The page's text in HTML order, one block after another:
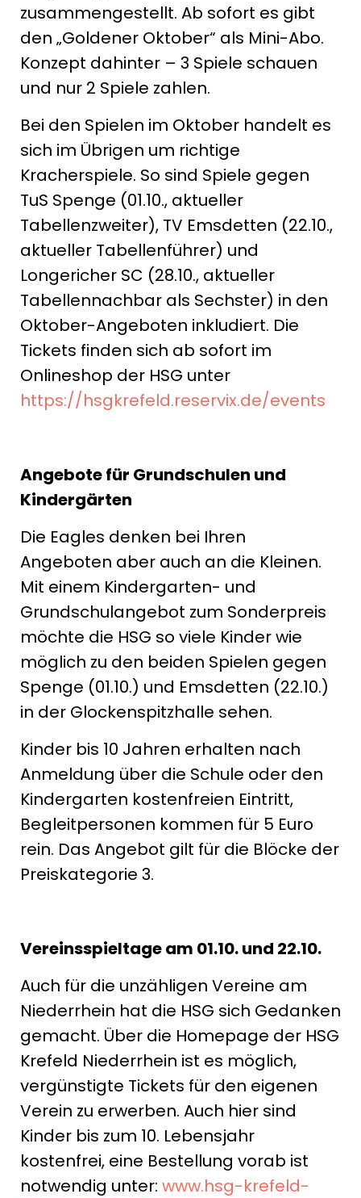
zusammengestellt. Ab sofort es gibt
den „Goldener Oktober“ als Mini-Abo.
Konzept dahinter – 3 Spiele schauen
und nur 2 Spiele zahlen.
Bei den Spielen im Oktober handelt es
sich im Übrigen um richtige
Kracherspiele. So sind Spiele gegen
TuS Spenge (01.10., aktueller
Tabellenzweiter), TV Emsdetten (22.10.,
aktueller Tabellenführer) und
Longericher SC (28.10., aktueller
Tabellennachbar als Sechster) in den
Oktober-Angeboten inkludiert. Die
Tickets finden sich ab sofort im
Onlineshop der HSG unter
https://hsgkrefeld.reservix.de/events
Angebote für Grundschulen und
Kindergärten
Die Eagles denken bei Ihren
Angeboten aber auch an die Kleinen.
Mit einem Kindergarten- und
Grundschulangebot zum Sonderpreis
möchte die HSG so viele Kinder wie
möglich zu den beiden Spielen gegen
Spenge (01.10.) und Emsdetten (22.10.)
in der Glockenspitzhalle sehen.
Kinder bis 10 Jahren erhalten nach
Anmeldung über die Schule oder den
Kindergarten kostenfreien Eintritt,
Begleitpersonen kommen für 5 Euro
rein. Das Angebot gilt für die Blöcke der
Preiskategorie 3.
Vereinsspieltage am 01.10. und 22.10.
Auch für die unzähligen Vereine am
Niederrhein hat die HSG sich Gedanken
gemacht. Über die Homepage der HSG
Krefeld Niederrhein ist es möglich,
vergünstigte Tickets für den eigenen
Verein zu erwerben. Auch hier sind
Kinder bis zum 10. Lebensjahr
kostenfrei, eine Bestellung vorab ist
notwendig unter: www.hsg-krefeld-